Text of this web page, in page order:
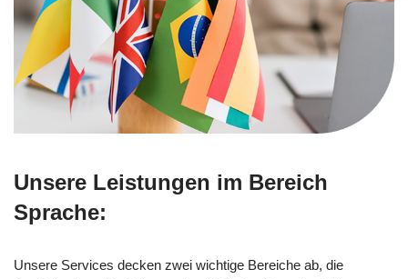
Unsere Leistungen im Bereich
Sprache:
Unsere Services decken zwei wichtige Bereiche ab, die